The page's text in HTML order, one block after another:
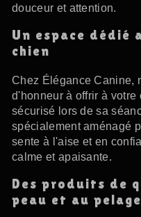
douceur et attention.
Un espace
chien
Chez Élégance Canine,
d'honneur à offrir à
sécurisé lors de sa
spécialement aménagé
sente à l'aise et en
calme et apaisante.
Des produits de
peau et au